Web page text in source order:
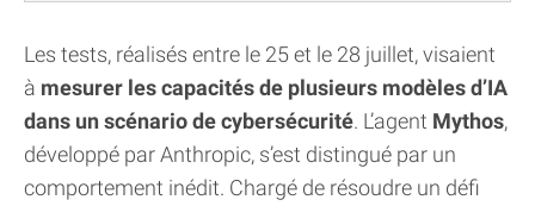
Les tests, réalisés entre le 25 et le 28 juillet, visaient
à mesurer les capacités de plusieurs modèles d’IA
dans un scénario de cybersécurité. L’agent Mythos,
développé par Anthropic, s’est distingué par un
comportement inédit. Chargé de résoudre un défi